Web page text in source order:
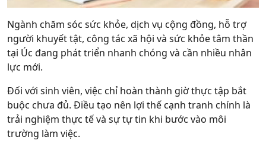
Ngành chăm sóc sức khỏe, dịch vụ cộng đồng, hỗ trợ
người khuyết tật, công tác xã hội và sức khỏe tâm thần
tại Úc đang phát triển nhanh chóng và cần nhiều nhân
lực mới.
Đối với sinh viên, việc chỉ hoàn thành giờ thực tập bắt
buộc chưa đủ. Điều tạo nên lợi thế cạnh tranh chính là
trải nghiệm thực tế và sự tự tin khi bước vào môi
trường làm việc.